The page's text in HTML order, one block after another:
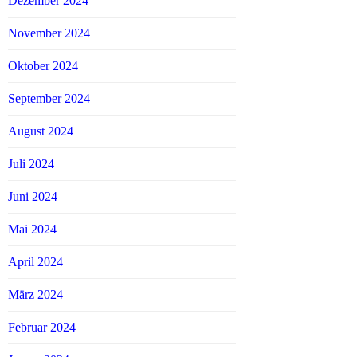
November 2024
Oktober 2024
September 2024
August 2024
Juli 2024
Juni 2024
Mai 2024
April 2024
März 2024
Februar 2024